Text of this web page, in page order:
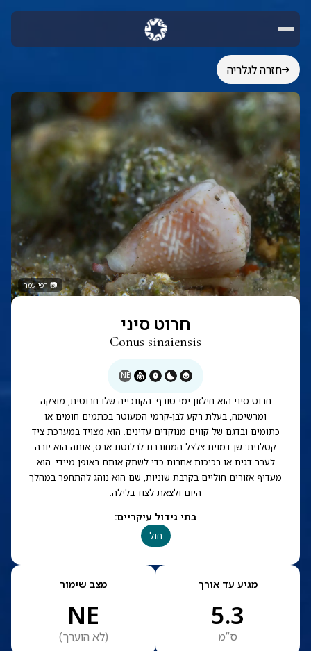
חזרה לגלריה
📷 רפי עמר
חרוט סיני
Conus sinaiensis
NE
חרוט סיני הוא חילזון ימי טורף. הקונכייה שלו חרוטית, מוצקה
ומרשימה, בעלת רקע לבן-קרמי המעוטר בכתמים חומים או
כתומים ובדגם של קווים מנוקדים עדינים. הוא מצויד במערכת ציד
קטלנית: שן דמוית צלצל המחוברת לבלוטת ארס, אותה הוא יורה
לעבר דגים או רכיכות אחרות כדי לשתק אותם באופן מיידי. הוא
מעדיף אזורים חוליים בקרבת שוניות, שם הוא נוהג להתחפר במהלך
היום ולצאת לצוד בלילה.
בתי גידול עיקריים:
חול
מגיע עד אורך
5.3
ס”מ
מצב שימור
NE
(לא הוערך)